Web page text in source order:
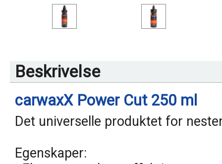
Beskrivelse
carwaxX Power Cut 250 ml
Det universelle produktet for
Egenskaper: